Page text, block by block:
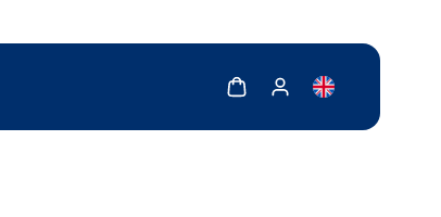
Zobrazit košíkZobrazit můj účet